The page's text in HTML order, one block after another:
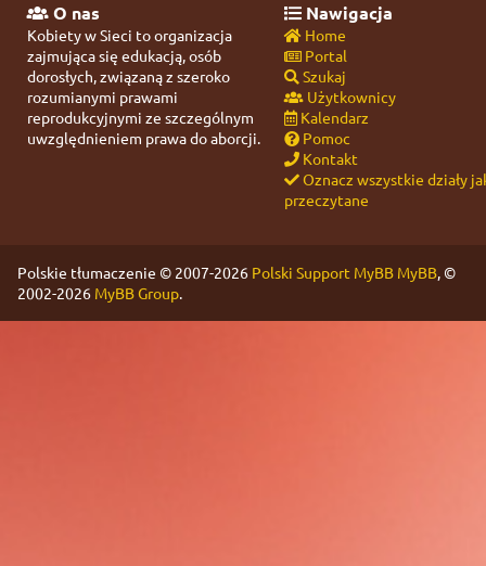
O nas
Kobiety w Sieci to organizacja
zajmująca się edukacją, osób
dorosłych, związaną z szeroko
rozumianymi prawami
reprodukcyjnymi ze szczególnym
uwzględnieniem prawa do aborcji.
Nawigacja
Home
Portal
Szukaj
Użytkownicy
Kalendarz
Pomoc
Kontakt
Oznacz wszystkie działy
przeczytane
Polskie tłumaczenie © 2007-2026 Polski Support MyBB MyBB, ©
2002-2026 MyBB Group.